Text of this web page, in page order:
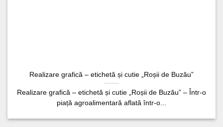
Realizare grafică – etichetă și cutie „Roșii de Buzău”
Realizare grafică – etichetă și cutie „Roșii de Buzău” – Într-o
piață agroalimentară aflată într-o...